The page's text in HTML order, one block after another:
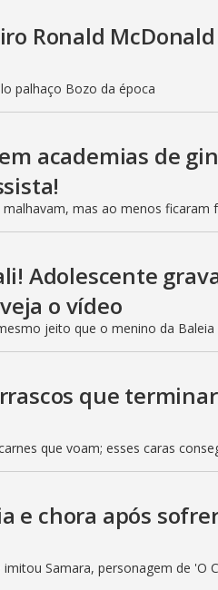
Ronald
palhaço Bozo da época
academias de
mas ao menos ficaram
Adolescente
o vídeo
jeito que o menino da Baleia
que
que voam; esses caras
e chora após
Samara, personagem de 'O